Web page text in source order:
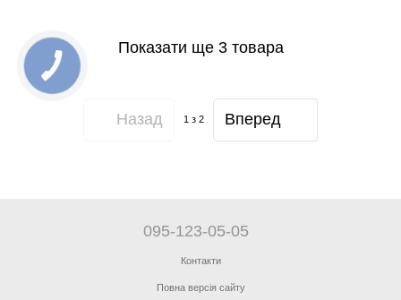
Показати ще 3 товара
Назад 1 з 2 Вперед
095-123-05-05
Контакти
Повна версія сайту